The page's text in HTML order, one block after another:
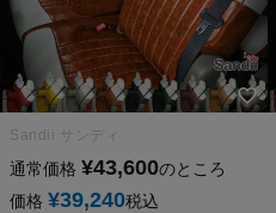
Sandii サンディ
通常価格 ¥43,600のところ
価格 ¥39,240税込